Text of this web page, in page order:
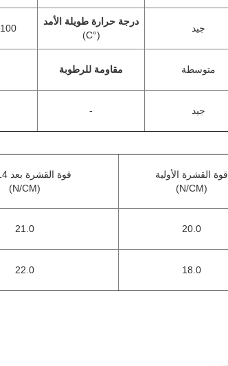
جيد
درجة حرارة طويلة الأمد
(°C)
100 درجة مئوية
متوسطة مقاومة للرطوبة
جيد -
قوة القشرة الأولية
(N/CM)
قوة القشرة بعد 14 يوما
(N/CM)
20.0
21.0
18.0
22.0